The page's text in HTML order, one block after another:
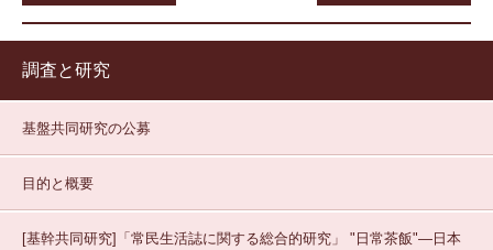
調査と研究
基盤共同研究の公募
目的と概要
[基幹共同研究]「常民生活誌に関する総合的研究」
"日常茶飯"—日本